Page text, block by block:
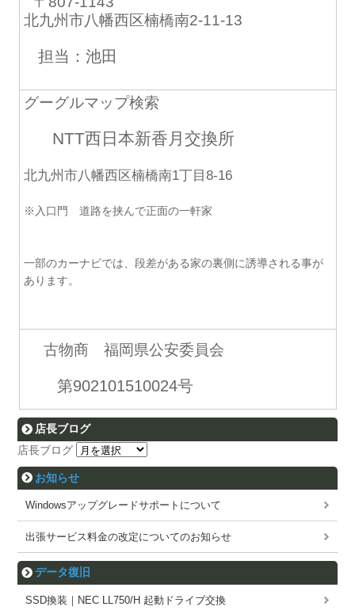
北九州市八幡西区楠橋南2-11-13
担当：池田
グーグルマップ検索
NTT西日本新香月交換所
北九州市八幡西区楠橋南1丁目8-16
※入口門 道路を挟んで正面の一軒家
一部のカーナビでは、段差がある家の裏側に誘導される事が
あります。
古物商 福岡県公安委員会
第902101510024号
店長ブログ
店長ブログ
お知らせ
Windowsアップグレードサポートについて
出張サービス料金の改定についてのお知らせ
データ復旧
SSD換装｜NEC LL750/H 起動ドライブ交換